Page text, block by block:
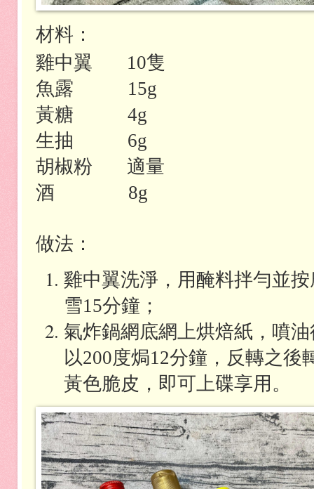
材料：
雞中翼
10隻
魚露
15g
黃糖 4g
生抽 6g
胡椒粉
適量
酒 8g
做法：
雞中翼洗淨，用醃料拌勻並
雪15分鐘；
氣炸鍋網底網上烘焙紙，噴
以200度焗12分鐘，反轉之後
黃色脆皮，即可上碟享用。